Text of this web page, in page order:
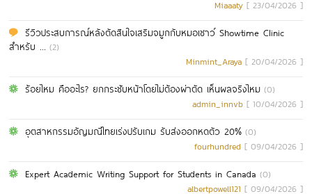
Miaaaty [ 23/04/2026 ]
รีวิวประสบการณ์หลังตัดสินใจเสริมจมูกกับหมอเชาว์ Showtime Clinic
สำหรับ ... (2)
Minmint_Araya [ 20/04/2026 ]
ร้อยไหม คืออะไร? ยกกระชับหน้าโดยไม่ต้องผ่าตัด เห็นผลจริงไหม (0)
admin_innvb [ 10/04/2026 ]
อุตสาหกรรมอัญมณีไทยเร่งปรับเกม รับส่งออกหดตัว 20% (0)
fourhundred [ 09/04/2026 ]
Expert Academic Writing Support for Students in Canada (0)
albertpowell121 [ 09/04/2026 ]